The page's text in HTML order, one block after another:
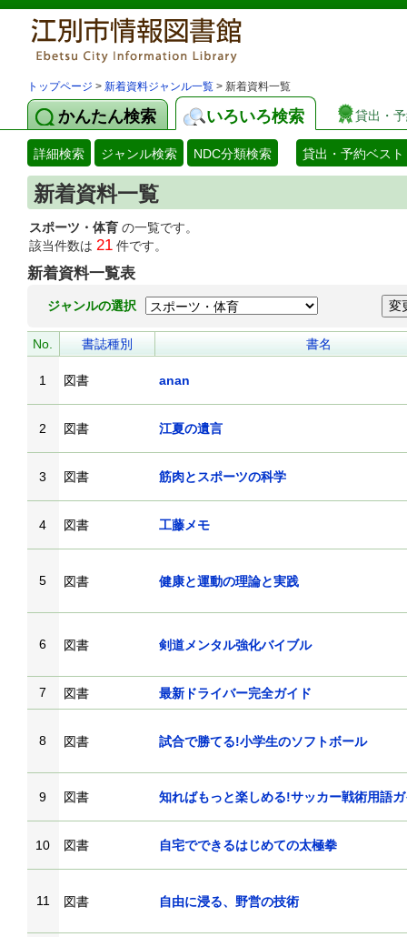
トップページ > 新着資料ジャンル一覧 > 新着資料一覧
かんたん検索 いろいろ検索 貸出・
詳細検索 ジャンル検索 NDC分類検索 貸出・予約ベスト
新着資料一覧
スポーツ・体育 の一覧です。
該当件数は 21 件です。
新着資料一覧表
ジャンルの選択
No. 書誌種別 書名
1 図書 anan
2 図書 江夏の遺言
3 図書 筋肉とスポーツの科学
4 図書 工藤メモ
5 図書 健康と運動の理論と実践
6 図書 剣道メンタル強化バイブル
7 図書 最新ドライバー完全ガイド
8 図書 試合で勝てる!小学生のソフトボール
9 図書 知ればもっと楽しめる!サッカー戦術用語
10 図書 自宅でできるはじめての太極拳
11 図書 自由に浸る、野営の技術